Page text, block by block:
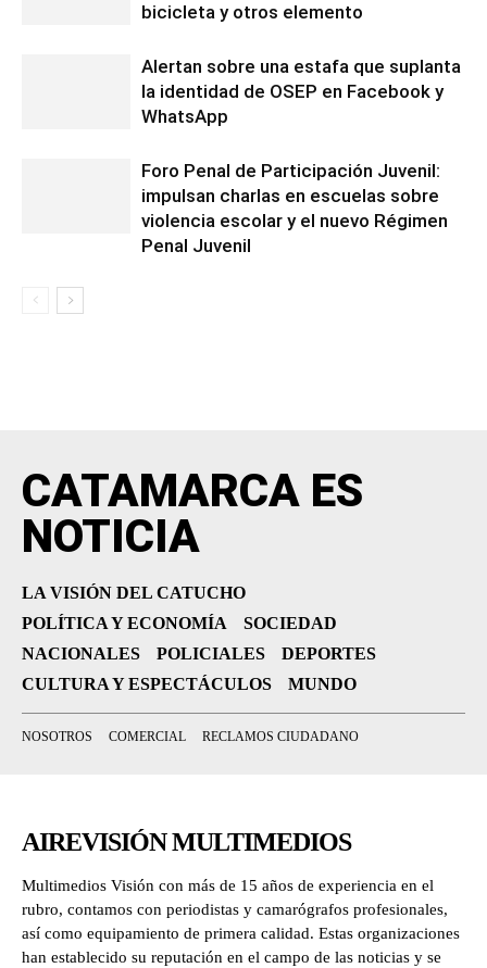
bicicleta y otros elemento
Alertan sobre una estafa que suplanta
la identidad de OSEP en Facebook y
WhatsApp
Foro Penal de Participación Juvenil:
impulsan charlas en escuelas sobre
violencia escolar y el nuevo Régimen
Penal Juvenil
CATAMARCA ES
NOTICIA
LA VISIÓN DEL CATUCHO
POLÍTICA Y ECONOMÍA
SOCIEDAD
NACIONALES
POLICIALES
DEPORTES
CULTURA Y ESPECTÁCULOS
MUNDO
NOSOTROS COMERCIAL RECLAMOS CIUDADANO
AIREVISIÓN MULTIMEDIOS
Multimedios Visión con más de 15 años de experiencia en el
rubro, contamos con periodistas y camarógrafos profesionales,
así como equipamiento de primera calidad. Estas organizaciones
han establecido su reputación en el campo de las noticias y se